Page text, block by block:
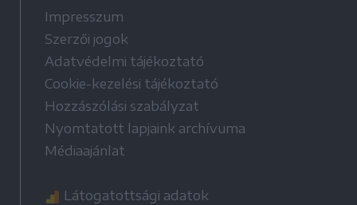
Impresszum
Szerzői jogok
Adatvédelmi tájékoztató
Cookie-kezelési tájékoztató
Hozzászólási szabályzat
Nyomtatott lapjaink archívuma
Médiaajánlat
Látogatottsági adatok